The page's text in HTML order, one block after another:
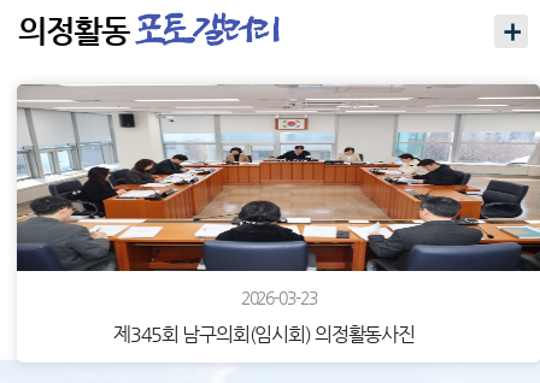
의정활동
2026-03-23
제345회 남구의회(임시회) 의정활동사진